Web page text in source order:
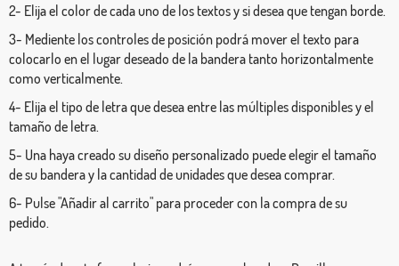
2- Elija el color de cada uno de los textos y si desea que tengan borde.
3- Mediente los controles de posición podrá mover el texto para
colocarlo en el lugar deseado de la bandera tanto horizontalmente
como verticalmente.
4- Elija el tipo de letra que desea entre las múltiples disponibles y el
tamaño de letra.
5- Una haya creado su diseño personalizado puede elegir el tamaño
de su bandera y la cantidad de unidades que desea comprar.
6- Pulse "Añadir al carrito" para proceder con la compra de su
pedido.